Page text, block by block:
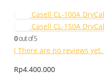
Casell CL-100A
Casell CL-150A
0out of 5
( There are no reviews yet.
Rp4.400.000